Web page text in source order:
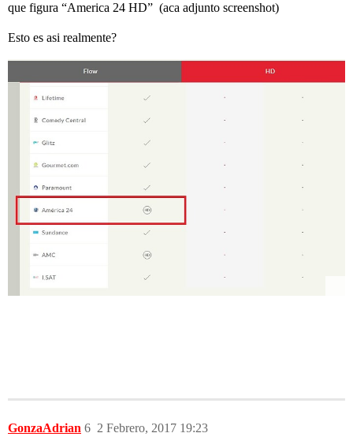
que figura “America 24 HD” (aca adjunto screenshot)
Esto es asi realmente?
GonzaAdrian 2 Febrero, 2017 19:23
6